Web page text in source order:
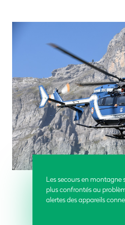
Les secours en montagne
plus confrontés au
alertes des appareils